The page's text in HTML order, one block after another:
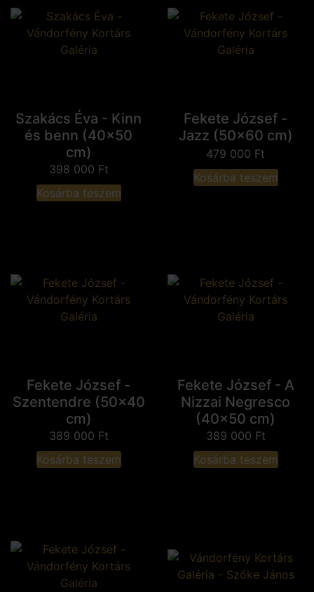
Szakács Éva - Kinn
és benn (40x50
cm)
398 000 Ft
Kosárba teszem
Fekete József -
Jazz (50x60 cm)
479 000 Ft
Kosárba teszem
Fekete József -
Szentendre (50x40
cm)
389 000 Ft
Kosárba teszem
Fekete József - A
Nizzai Negresco
(40x50 cm)
389 000 Ft
Kosárba teszem